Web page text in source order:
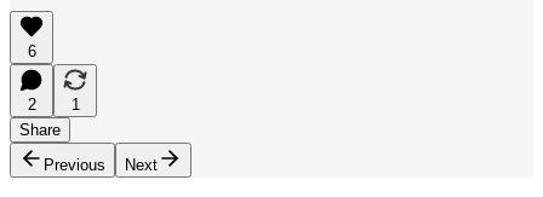
6
2
1
Share
Previous
Next